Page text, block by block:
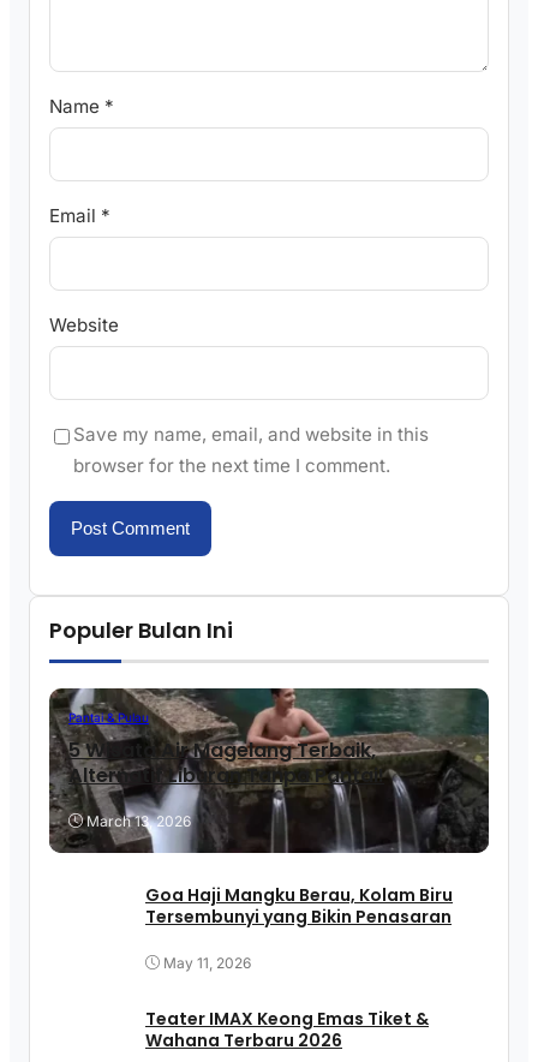
Name *
Email *
Website
Save my name, email, and website in this
browser for the next time I comment.
Populer Bulan Ini
Pantai & Pulau
5 Wisata Air Magelang Terbaik,
Alternatif Liburan Tanpa Pantai!
March 13, 2026
Goa Haji Mangku Berau, Kolam Biru
Tersembunyi yang Bikin Penasaran
May 11, 2026
Teater IMAX Keong Emas Tiket &
Wahana Terbaru 2026